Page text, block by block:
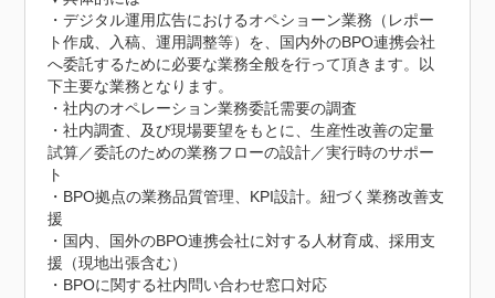
・デジタル運用広告におけるオペショーン業務（レポー
ト作成、入稿、運用調整等）を、国内外のBPO連携会社
へ委託するために必要な業務全般を行って頂きます。以
下主要な業務となります。
・社内のオペレーション業務委託需要の調査
・社内調査、及び現場要望をもとに、生産性改善の定量
試算／委託のための業務フローの設計／実行時のサポー
ト
・BPO拠点の業務品質管理、KPI設計。紐づく業務改善支
援
・国内、国外のBPO連携会社に対する人材育成、採用支
援（現地出張含む）
・BPOに関する社内問い合わせ窓口対応